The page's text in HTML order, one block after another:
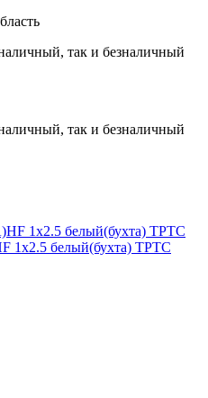
так и безналичный
так и безналичный
1х2.5 белый(бухта) ТРТС